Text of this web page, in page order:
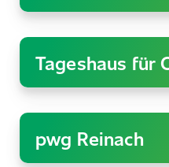
Tageshaus für
pwg Reinach